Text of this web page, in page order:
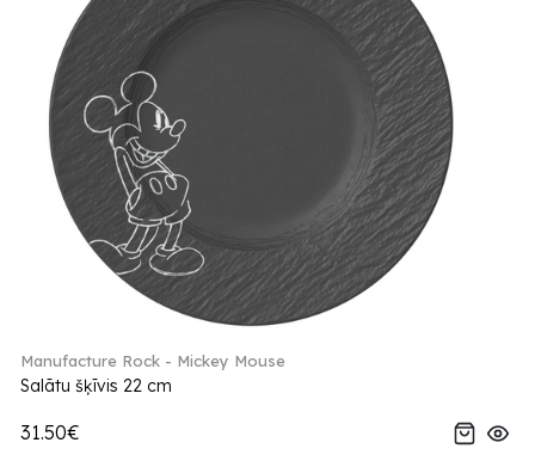
Manufacture Rock - Mickey Mouse
Salātu šķīvis 22 cm
31.50€